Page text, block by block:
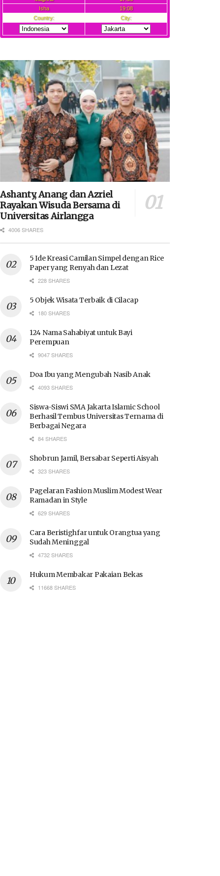
Ashanty, Anang dan Azriel
Rayakan Wisuda Bersama di
Universitas Airlangga
4006 SHARES
5 Ide Kreasi Camilan Simpel dengan Rice
Paper yang Renyah dan Lezat
228 SHARES
5 Objek Wisata Terbaik di Cilacap
180 SHARES
124 Nama Sahabiyat untuk Bayi
Perempuan
9047 SHARES
Doa Ibu yang Mengubah Nasib Anak
4093 SHARES
Siswa-Siswi SMA Jakarta Islamic School
Berhasil Tembus Universitas Ternama di
Berbagai Negara
84 SHARES
Shobrun Jamil, Bersabar Seperti Aisyah
323 SHARES
Pagelaran Fashion Muslim Modest Wear
Ramadan in Style
629 SHARES
Cara Beristighfar untuk Orangtua yang
Sudah Meninggal
4732 SHARES
Hukum Membakar Pakaian Bekas
11668 SHARES